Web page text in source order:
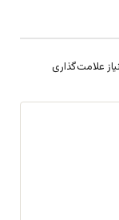
علامت‌گذاری